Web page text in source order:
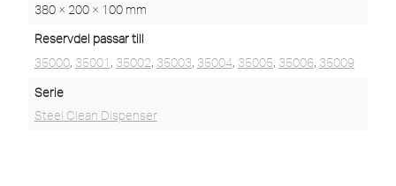
380 × 200 × 100 mm
Reservdel passar till
35000, 35001 , 35002, 35003, 35004, 35005, 35006, 35009
Serie
Steel Clean Dispenser